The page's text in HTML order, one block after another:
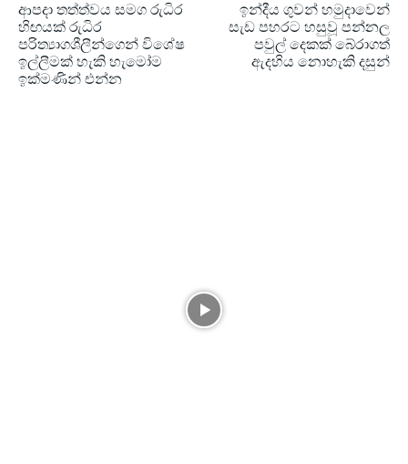
ආපදා තත්ත්වය සමග රුධිර
හිඟයක් රුධිර
පරිත්‍යාගශීලීන්ගෙන් විශේෂ
ඉල්ලීමක් හැකි හැමෝම
ඉක්මණින් එන්න
ඉන්දීය ගුවන් හමුදාවෙන්
සැඩ පහරට හසුවූ පන්නල
පවුල් දෙකක් බේරාගත්
ඇදහිය නොහැකි දසුන්